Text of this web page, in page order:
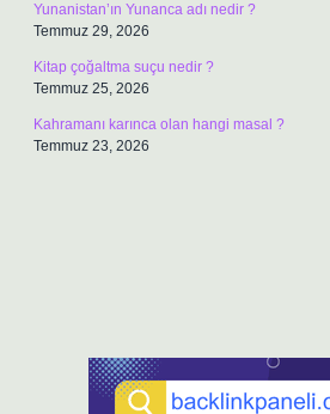
Yunanistan’ın Yunanca adı nedir ?
Temmuz 29, 2026
Kitap çoğaltma suçu nedir ?
Temmuz 25, 2026
Kahramanı karınca olan hangi masal ?
Temmuz 23, 2026